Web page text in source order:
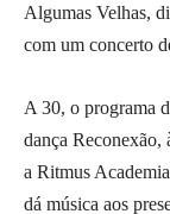
Algumas Velhas,
com um concerto
A 30, o programa
dança Reconexão,
a Ritmus
dá música aos